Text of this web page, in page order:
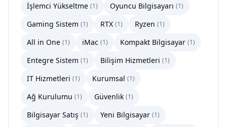
İşlemci Yükseltme (1) Oyuncu Bilgisayarı (1)
Gaming Sistem (1) RTX (1) Ryzen (1)
All in One (1) iMac (1) Kompakt Bilgisayar (1)
Entegre Sistem (1) Bilişim Hizmetleri (1)
IT Hizmetleri (1) Kurumsal (1)
Ağ Kurulumu (1) Güvenlik (1)
Bilgisayar Satış (1) Yeni Bilgisayar (1)